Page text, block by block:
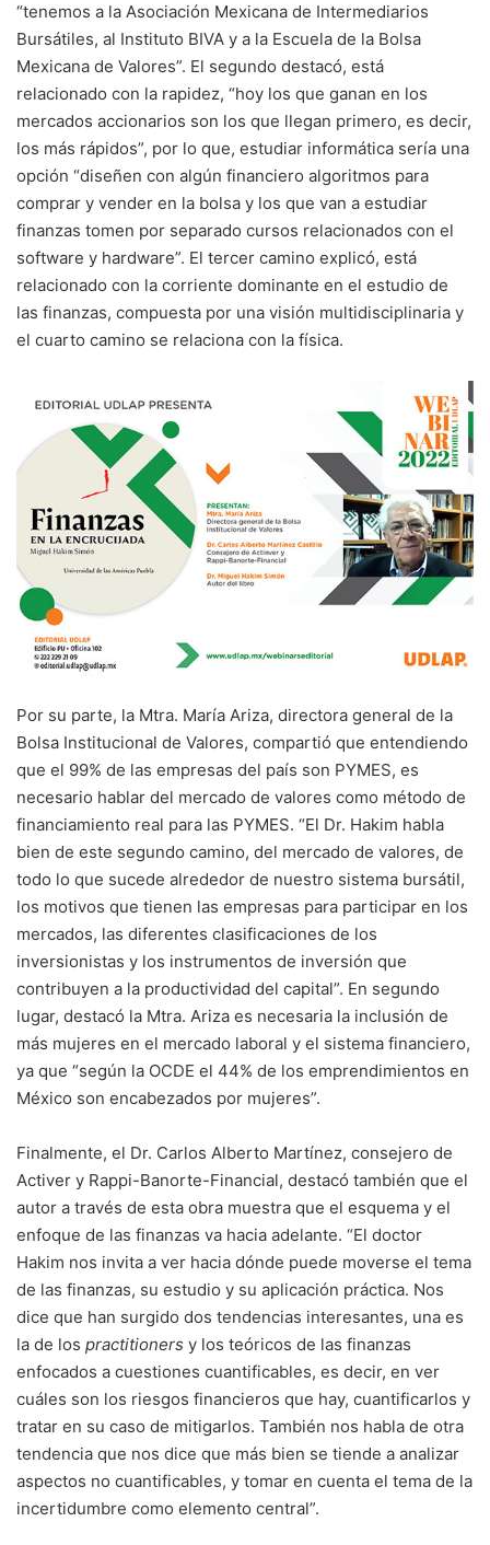
“tenemos a la Asociación Mexicana de Intermediarios
Bursátiles, al Instituto BIVA y a la Escuela de la Bolsa
Mexicana de Valores”. El segundo destacó, está
relacionado con la rapidez, “hoy los que ganan en los
mercados accionarios son los que llegan primero, es decir,
los más rápidos”, por lo que, estudiar informática sería una
opción “diseñen con algún financiero algoritmos para
comprar y vender en la bolsa y los que van a estudiar
finanzas tomen por separado cursos relacionados con el
software y hardware”. El tercer camino explicó, está
relacionado con la corriente dominante en el estudio de
las finanzas, compuesta por una visión multidisciplinaria y
el cuarto camino se relaciona con la física.
Por su parte, la Mtra. María Ariza, directora general de la
Bolsa Institucional de Valores, compartió que entendiendo
que el 99% de las empresas del país son PYMES, es
necesario hablar del mercado de valores como método de
financiamiento real para las PYMES. “El Dr. Hakim habla
bien de este segundo camino, del mercado de valores, de
todo lo que sucede alrededor de nuestro sistema bursátil,
los motivos que tienen las empresas para participar en los
mercados, las diferentes clasificaciones de los
inversionistas y los instrumentos de inversión que
contribuyen a la productividad del capital”. En segundo
lugar, destacó la Mtra. Ariza es necesaria la inclusión de
más mujeres en el mercado laboral y el sistema financiero,
ya que “según la OCDE el 44% de los emprendimientos en
México son encabezados por mujeres”.
Finalmente, el Dr. Carlos Alberto Martínez, consejero de
Activer y Rappi-Banorte-Financial, destacó también que el
autor a través de esta obra muestra que el esquema y el
enfoque de las finanzas va hacia adelante. “El doctor
Hakim nos invita a ver hacia dónde puede moverse el tema
de las finanzas, su estudio y su aplicación práctica. Nos
dice que han surgido dos tendencias interesantes, una es
la de los practitioners y los teóricos de las finanzas
enfocados a cuestiones cuantificables, es decir, en ver
cuáles son los riesgos financieros que hay, cuantificarlos y
tratar en su caso de mitigarlos. También nos habla de otra
tendencia que nos dice que más bien se tiende a analizar
aspectos no cuantificables, y tomar en cuenta el tema de la
incertidumbre como elemento central”.